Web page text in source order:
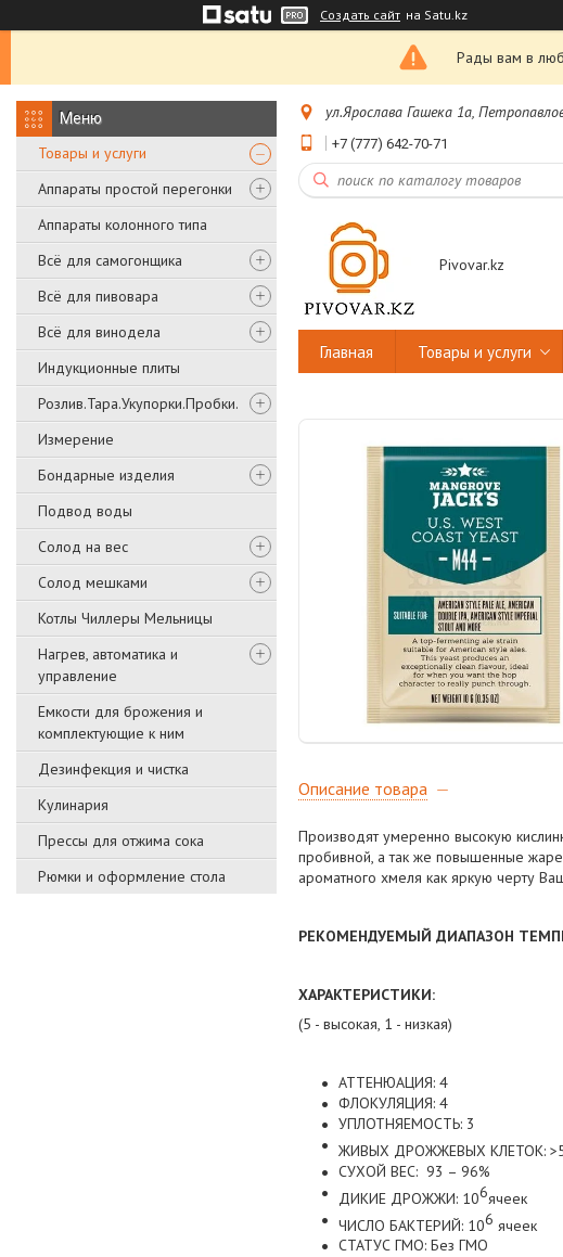
Создать сайт на Satu.kz
Рады вам в
Товары и услуги
Аппараты простой перегонки
Аппараты колонного типа
Всё для самогонщика
Всё для пивовара
Всё для винодела
Индукционные плиты
Розлив.Тара.Укупорки.Пробки.
Измерение
Бондарные изделия
Подвод воды
Солод на вес
Солод мешками
Котлы Чиллеры Мельницы
Нагрев, автоматика и
управление
Емкости для брожения и
комплектующие к ним
Дезинфекция и чистка
Кулинария
Прессы для отжима сока
Рюмки и оформление стола
ул.Ярослава Гашека 1а,
+7 (777) 642-70-71
Pivovar.kz
Главная Товары и услуги
Описание товара
Производят умеренно высокую
пробивной, а так же повышенные
ароматного хмеля как яркую черту
РЕКОМЕНДУЕМЫЙ ДИАПАЗОН
ХАРАКТЕРИСТИКИ:
(5 - высокая, 1 - низкая)
АТТЕНЮАЦИЯ: 4
ФЛОКУЛЯЦИЯ: 4
УПЛОТНЯЕМОСТЬ: 3
ЖИВЫХ ДРОЖЖЕВЫХ КЛЕТОК:
СУХОЙ ВЕС: 93 – 96%
ДИКИЕ ДРОЖЖИ: 106ячеек
ЧИСЛО БАКТЕРИЙ: 106 ячеек
СТАТУС ГМО: Без ГМО